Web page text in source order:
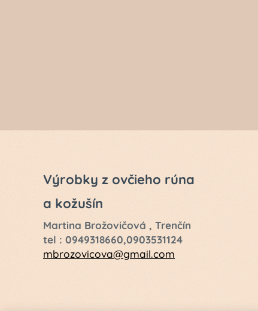
Výrobky z ovčieho rúna
a kožušín
Martina Brožovičová , Trenčín
tel : 0949318660,0903531124
mbrozovicova@gmail.com